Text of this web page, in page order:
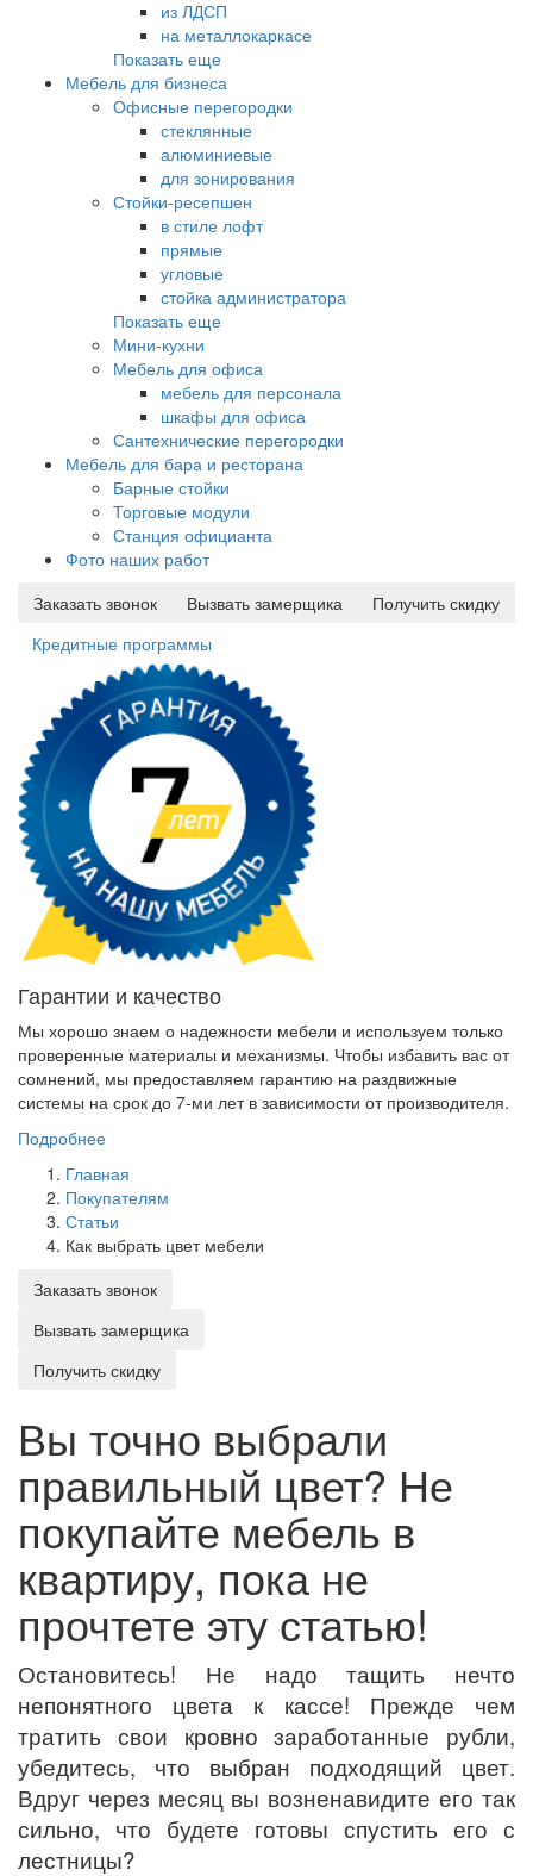
из ЛДСП
на металлокаркасе
Показать еще
Мебель для бизнеса
Офисные перегородки
стеклянные
алюминиевые
для зонирования
Стойки-ресепшен
в стиле лофт
прямые
угловые
стойка администратора
Показать еще
Мини-кухни
Мебель для офиса
мебель для персонала
шкафы для офиса
Сантехнические перегородки
Мебель для бара и ресторана
Барные стойки
Торговые модули
Станция официанта
Фото наших работ
Заказать звонок
Вызвать замерщика
Получить скидку
Кредитные программы
Гарантии и качество
Мы хорошо знаем о надежности мебели и используем только
проверенные материалы и механизмы. Чтобы избавить вас от
сомнений, мы предоставляем гарантию на раздвижные
системы на срок до 7-ми лет в зависимости от производителя.
Подробнее
Главная
Покупателям
Статьи
Как выбрать цвет мебели
Заказать звонок
Вызвать замерщика
Получить скидку
Вы точно выбрали
правильный цвет? Не
покупайте мебель в
квартиру, пока не
прочтете эту статью!
Остановитесь! Не надо тащить нечто
непонятного цвета к кассе! Прежде чем
тратить свои кровно заработанные рубли,
убедитесь, что выбран подходящий цвет.
Вдруг через месяц вы возненавидите его так
сильно, что будете готовы спустить его с
лестницы?